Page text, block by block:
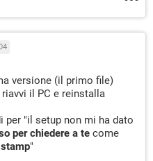
versione (il primo file)
il PC e reinstalla
"il setup non mi ha dato
per chiedere a te come
"